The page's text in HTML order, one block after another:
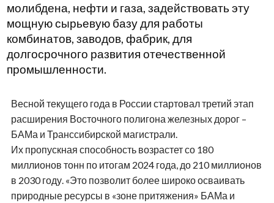
молибдена, нефти и газа, задействовать эту
мощную сырьевую базу для работы
комбинатов, заводов, фабрик, для
долгосрочного развития отечественной
промышленности.
Весной текущего года в России стартовал третий этап
расширения Восточного полигона железных дорог –
БАМа и Транссибирской магистрали.
Их пропускная способность возрастет со 180
миллионов тонн по итогам 2024 года, до 210 миллионов
в 2030 году. «Это позволит более широко осваивать
природные ресурсы в «зоне притяжения» БАМа и